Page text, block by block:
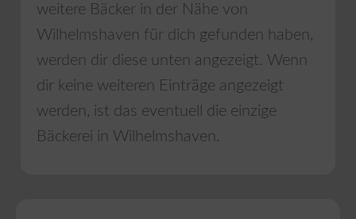
weitere Bäcker in der Nähe von
Wilhelmshaven für dich gefunden haben,
werden dir diese unten angezeigt. Wenn
dir keine weiteren Einträge angezeigt
werden, ist das eventuell die einzige
Bäckerei in Wilhelmshaven .